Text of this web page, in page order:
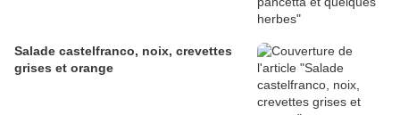
Salade castelfranco, noix, crevettes
grises et orange